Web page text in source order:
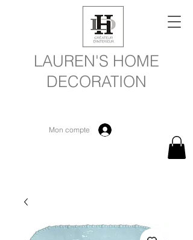
LAUREN'S HOME
DECORATION
Mon compte